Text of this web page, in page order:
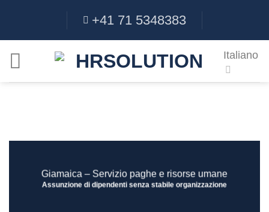
contenuti
+41 71 5348383
Italiano
Giamaica – Servizio paghe e risorse umane
Assunzione di dipendenti senza stabile organizzazione